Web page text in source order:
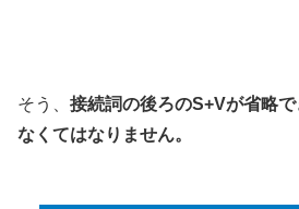
そう、 接続詞の後ろのS+Vが省略
なくてはなりません。